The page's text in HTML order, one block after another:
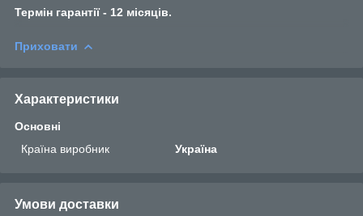
Термін гарантії - 12 місяців.
Приховати
Характеристики
Основні
Країна виробник
Україна
Умови доставки